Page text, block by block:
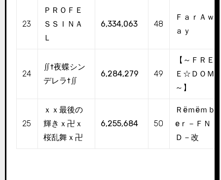
23
ＰＲＯＦＥ
ＳＳＩＮＡ
Ｌ
6,334,063 48
ＦａｒＡｗ
ａｙ
24
∬†夜蝶シン
デレラ†∬
6,284,279 49
【～ＦＲＥ
Ｅ☆ＤＯＭ
～】
25
ｘｘ最後の
輝きｘ卍ｘ
桜乱舞ｘ卍
6,255,684 50
Ｒёｍёｍｂ
еｒ－ＦＮ
Ｄ－改